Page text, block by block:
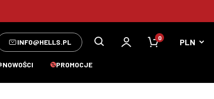
NOWOŚCI PROMOCJE
INFO@HELLS.PL 0